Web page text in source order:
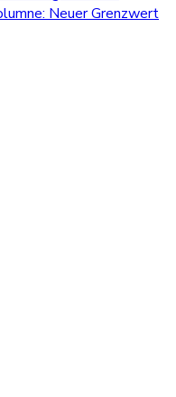
Neuer Grenzwert